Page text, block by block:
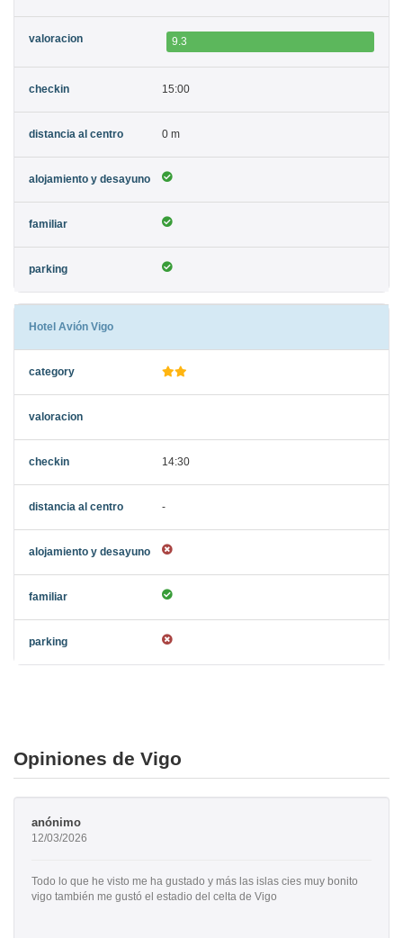
9.3
15:00
0 m
Hotel Avión Vigo
14:30
-
Opiniones de Vigo
anónimo
12/03/2026
Todo lo que he visto me ha gustado y más las islas cies muy bonito
vigo también me gustó el estadio del celta de Vigo